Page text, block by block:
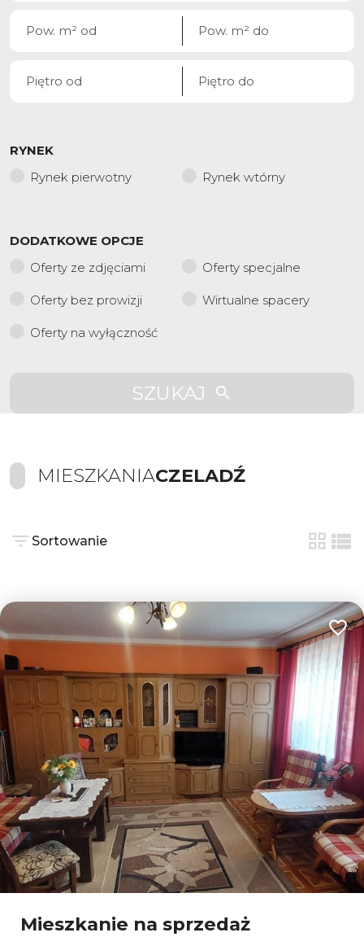
RYNEK
Rynek pierwotny
Rynek wtórny
DODATKOWE OPCJE
Oferty ze zdjęciami
Oferty specjalne
Oferty bez prowizji Wirtualne spacery
Oferty na wyłączność
SZUKAJ
MIESZKANIACZELADŹ
Sortowanie
tabela
Mieszkanie na sprzedaż